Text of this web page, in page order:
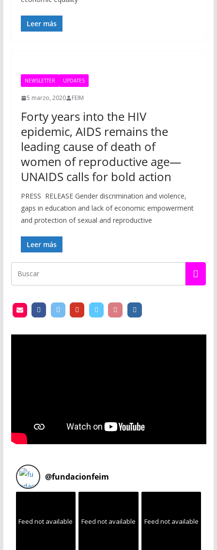
Leer más
NEWSLETTER UPDATES
5 marzo, 2020 FEIM
Forty years into the HIV
epidemic, AIDS remains the
leading cause of death of
women of reproductive age—
UNAIDS calls for bold action
PRESS RELEASE Gender discrimination and violence,
gaps in education and lack of economic empowerment
and protection of sexual and reproductive
Leer más
@fundacionfeim
Feed not available Feed not available Feed not available